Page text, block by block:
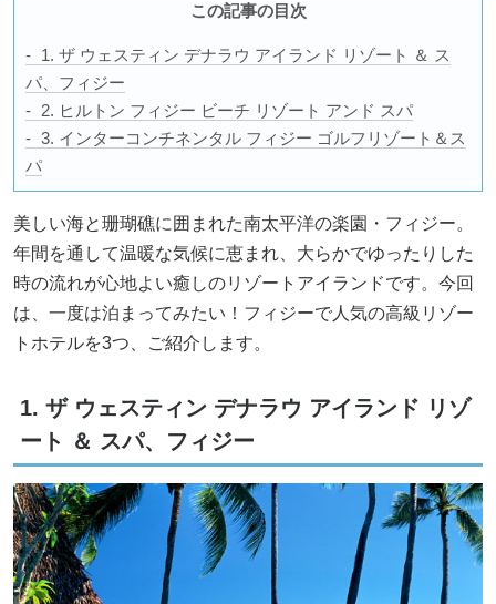
この記事の目次
1. ザ ウェスティン デナラウ アイランド リゾート ＆ ス
パ、フィジー
2. ヒルトン フィジー ビーチ リゾート アンド スパ
3. インターコンチネンタル フィジー ゴルフリゾート＆ス
パ
美しい海と珊瑚礁に囲まれた南太平洋の楽園・フィジー。
年間を通して温暖な気候に恵まれ、大らかでゆったりした
時の流れが心地よい癒しのリゾートアイランドです。今回
は、一度は泊まってみたい！フィジーで人気の高級リゾー
トホテルを3つ、ご紹介します。
1. ザ ウェスティン デナラウ アイランド リゾ
ート ＆ スパ、フィジー